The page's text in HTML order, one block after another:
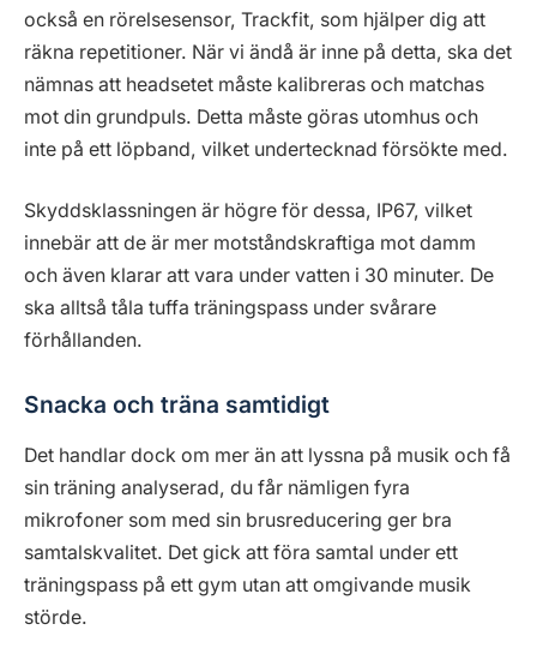
också en rörelsesensor, Trackfit, som hjälper dig att
räkna repetitioner. När vi ändå är inne på detta, ska det
nämnas att headsetet måste kalibreras och matchas
mot din grundpuls. Detta måste göras utomhus och
inte på ett löpband, vilket undertecknad försökte med.
Skyddsklassningen är högre för dessa, IP67, vilket
innebär att de är mer motståndskraftiga mot damm
och även klarar att vara under vatten i 30 minuter. De
ska alltså tåla tuffa träningspass under svårare
förhållanden.
Snacka och träna samtidigt
Det handlar dock om mer än att lyssna på musik och få
sin träning analyserad, du får nämligen fyra
mikrofoner som med sin brusreducering ger bra
samtalskvalitet. Det gick att föra samtal under ett
träningspass på ett gym utan att omgivande musik
störde.